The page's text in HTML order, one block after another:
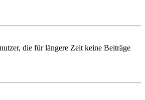
die für längere Zeit keine Beiträge